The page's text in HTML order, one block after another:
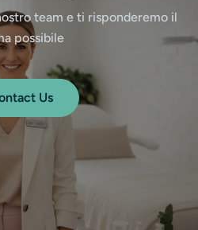
team e ti risponderemo il
possibile
Us